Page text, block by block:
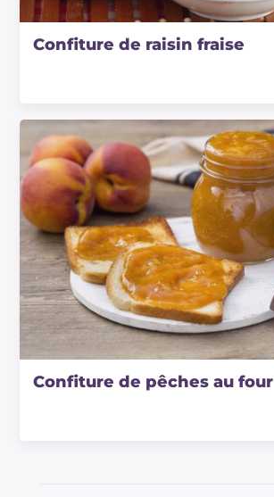
Confiture de raisin fraise
Confiture de pêches au four